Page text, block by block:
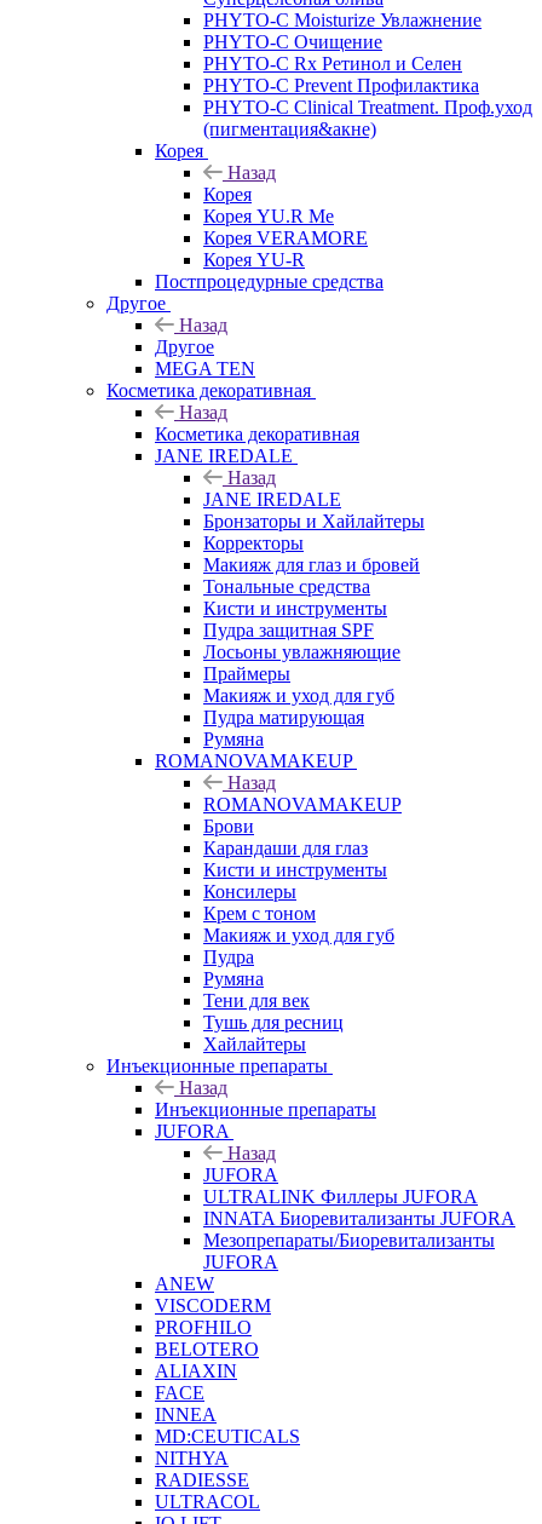
PHYTO-C Moisturize Увлажнение
PHYTO-C Очищение
PHYTO-C Rx Ретинол и Селен
PHYTO-C Prevent Профилактика
PHYTO-C Clinical Treatment. Проф.уход
(пигментация&акне)
Корея
Назад
Корея
Корея YU.R Me
Корея VERAMORE
Корея YU-R
Постпроцедурные средства
Другое
Назад
Другое
MEGA TEN
Косметика декоративная
Назад
Косметика декоративная
JANE IREDALE
Назад
JANE IREDALE
Бронзаторы и Хайлайтеры
Корректоры
Макияж для глаз и бровей
Тональные средства
Кисти и инструменты
Пудра защитная SPF
Лосьоны увлажняющие
Праймеры
Макияж и уход для губ
Пудра матирующая
Румяна
ROMANOVAMAKEUP
Назад
ROMANOVAMAKEUP
Брови
Карандаши для глаз
Кисти и инструменты
Консилеры
Крем с тоном
Макияж и уход для губ
Пудра
Румяна
Тени для век
Тушь для ресниц
Хайлайтеры
Инъекционные препараты
Назад
Инъекционные препараты
JUFORA
Назад
JUFORA
ULTRALINK Филлеры JUFORA
INNATA Биоревитализанты JUFORA
Мезопрепараты/Биоревитализанты
JUFORA
ANEW
VISCODERM
PROFHILO
BELOTERO
ALIAXIN
FACE
INNEA
MD:CEUTICALS
NITHYA
RADIESSE
ULTRACOL